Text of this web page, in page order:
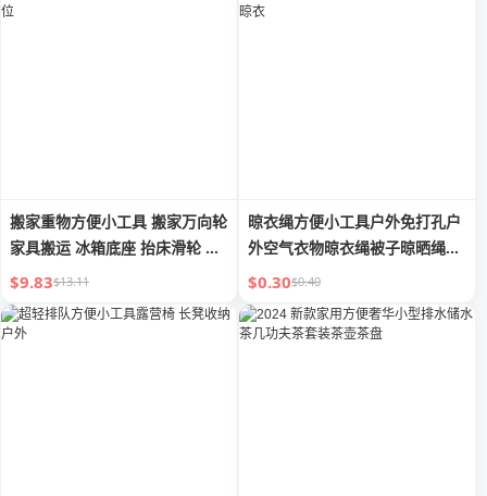
搬家重物方便小工具 搬家万向轮
家具搬运 冰箱底座 抬床滑轮 万
向移动装置 移位
$9.83$13.11
晾衣绳方便小工具户外免打孔户
外空气衣物晾衣绳被子晾晒绳挂
衣绳防风防滑晾衣
$0.30$0.40